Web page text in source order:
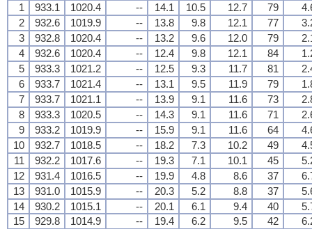
1
933.1 1020.4 -- 14.1 10.5 12.7 79
2
932.6 1019.9 -- 13.8 9.8 12.1 77
3
932.8 1020.4 -- 13.2 9.6 12.0 79
4
932.6 1020.4 -- 12.4 9.8 12.1 84
5
933.3 1021.2 -- 12.5 9.3 11.7 81
6
933.7 1021.4 -- 13.1 9.5 11.9 79
7
933.7 1021.1 -- 13.9 9.1 11.6 73
8
933.3 1020.5 -- 14.3 9.1 11.6 71
9
933.2 1019.9 -- 15.9 9.1 11.6 64
10
932.7 1018.5 -- 18.2 7.3 10.2 49
11
932.2 1017.6 -- 19.3 7.1 10.1 45
12
931.4 1016.5 -- 19.9 4.8 8.6 37
13
931.0 1015.9 -- 20.3 5.2 8.8 37
14
930.2 1015.1 -- 20.1 6.1 9.4 40
15
929.8 1014.9 -- 19.4 6.2 9.5 42